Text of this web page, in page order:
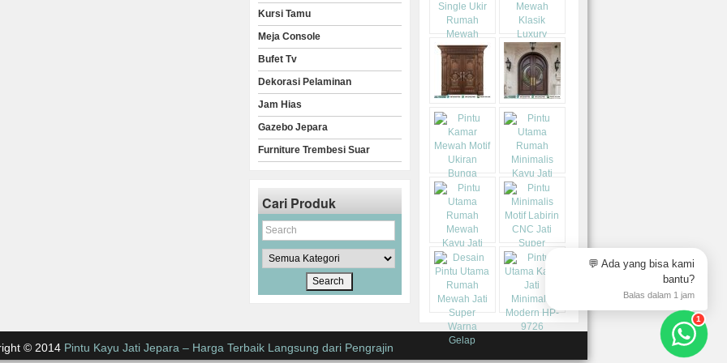
Kursi Tamu
Meja Console
Bufet Tv
Dekorasi Pelaminan
Jam Hias
Gazebo Jepara
Furniture Trembesi Suar
Cari Produk
© 2014 Pintu Kayu Jati Jepara – Harga Terbaik Langsung dari Pengrajin
💬 Ada yang bisa kami
bantu?
Balas dalam 1 jam
1